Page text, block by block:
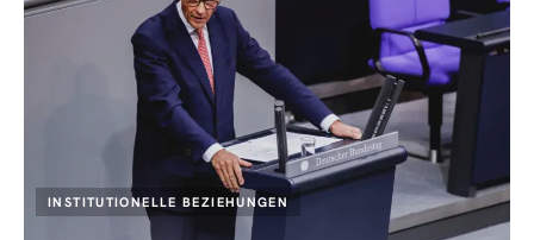
INSTITUTIONELLE BEZIEHUNGEN